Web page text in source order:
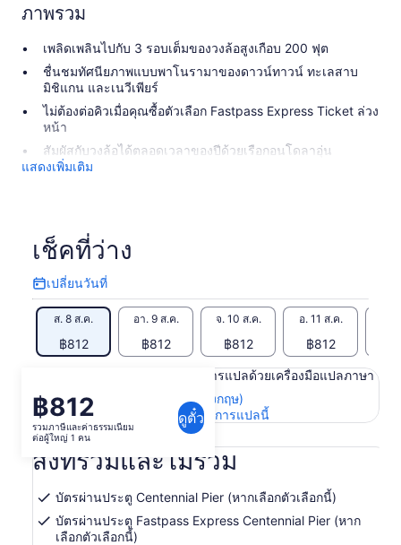
ภาพรวม
เพลิดเพลินไปกับ 3 รอบเต็มของวงล้อสูงเกือบ 200 ฟุต
ชื่นชมทัศนียภาพแบบพาโนรามาของดาวน์ทาวน์ ทะเลสาบ
มิชิแกน และเนวีเพียร์
ไม่ต้องต่อคิวเมื่อคุณซื้อตัวเลือก Fastpass Express Ticket ล่วง
หน้า
สัมผัสกับวงล้อได้ตลอดเวลาของปีด้วยเรือกอนโดลาอุ่น
แสดงเพิ่มเติม
เช็คที่ว่าง
เปลี่ยนวันที่
เปลี่ยน
วัน
ส. 8 ส.ค.
฿812
อา. 9 ส.ค.
฿812
จ. 10 ส.ค.
฿812
อ. 11 ส.ค.
฿812
ราคา
อยู่
฿812
฿812
รวมภาษีและค่าธรรมเนียม
ต่อผู้ใหญ่ 1 คน
ดูตั๋ว
เนื้อหาในหน้านี้อาจได้รับการแปลด้วยเครื่องมือแปลภาษา
ดูข้อความต้นฉบับ (ภาษาอังกฤษ)
ให้คะแนนและความคิดเห็นการแปลนี้
แท็บ
สิ่งที่รวมและไม่รวม
บัตรผ่านประตู Centennial Pier (หากเลือกตัวเลือกนี้)
บัตรผ่านประตู Fastpass Express Centennial Pier (หาก
เลือกตัวเลือกนี้)